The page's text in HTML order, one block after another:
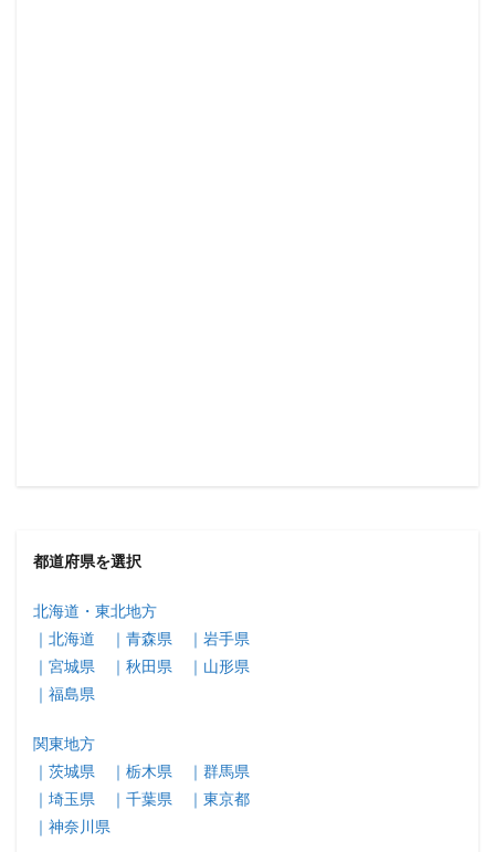
都道府県を選択
北海道・東北地方
｜北海道
｜青森県
｜岩手県
｜宮城県
｜秋田県
｜山形県
｜福島県
関東地方
｜茨城県
｜栃木県
｜群馬県
｜埼玉県
｜千葉県
｜東京都
｜神奈川県